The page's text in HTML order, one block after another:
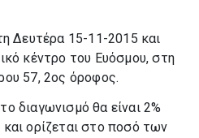
Δευτέρα 15-11-2015 και
κέντρο του Ευόσμου, στη
57, 2ος όροφος.
διαγωνισμό θα είναι 2%
ορίζεται στο ποσό των